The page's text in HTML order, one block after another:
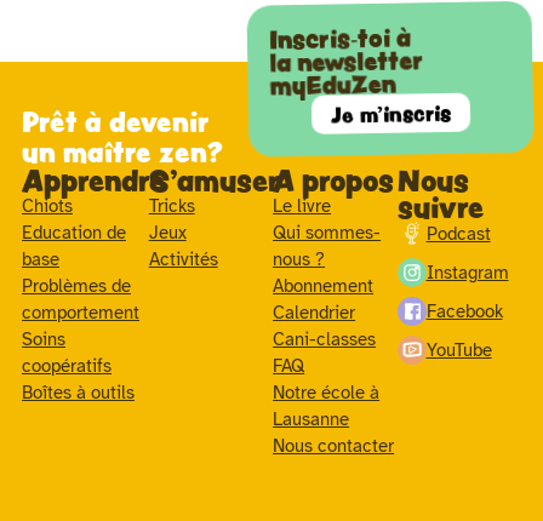
Prêt à devenir
un maître zen?
Inscris-toi à
la newsletter
myEduZen
Je m'inscris
Apprendre
Chiots
Education de
base
Problèmes de
comportement
Soins
coopératifs
Boîtes à outils
S'amuser
Tricks
Jeux
Activités
A propos
Le livre
Qui sommes-
nous ?
Abonnement
Calendrier
Cani-classes
FAQ
Notre école à
Lausanne
Nous contacter
Nous
suivre
Podcast
Instagram
Facebook
YouTube